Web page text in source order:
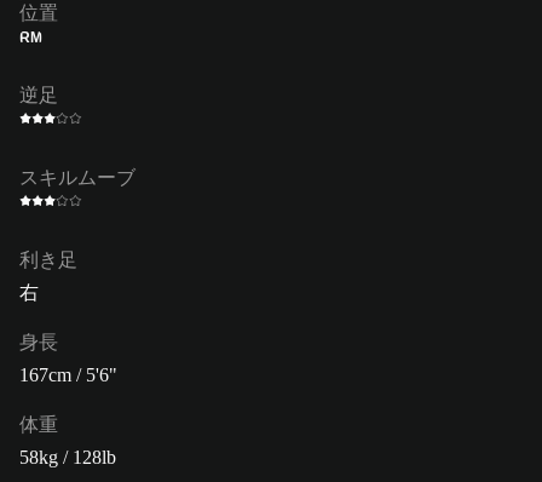
位置
RM
逆足
スキルムーブ
利き足
右
身長
167cm / 5'6"
体重
58kg / 128lb